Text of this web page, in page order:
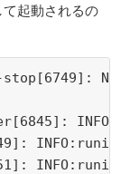
起動されるの